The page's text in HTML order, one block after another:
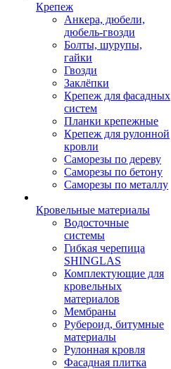
Крепеж
Анкера, дюбели,
дюбель-гвозди
Болты, шурупы,
гайки
Гвозди
Заклёпки
Крепеж для фасадных
систем
Планки крепежные
Крепеж для рулонной
кровли
Саморезы по дереву
Саморезы по бетону
Саморезы по металлу
Кровельные материалы
Водосточные
системы
Гибкая черепица
SHINGLAS
Комплектующие для
кровельных
материалов
Мембраны
Рубероид, битумные
материалы
Рулонная кровля
Фасадная плитка